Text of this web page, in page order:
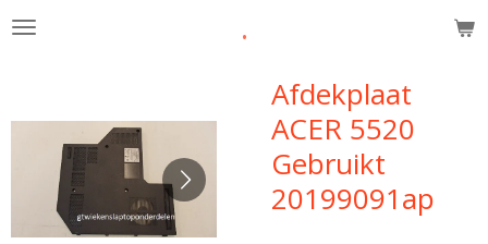
Ga
hoofdinhoud
.
Afdekplaat
ACER 5520
Gebruikt
20199091ap